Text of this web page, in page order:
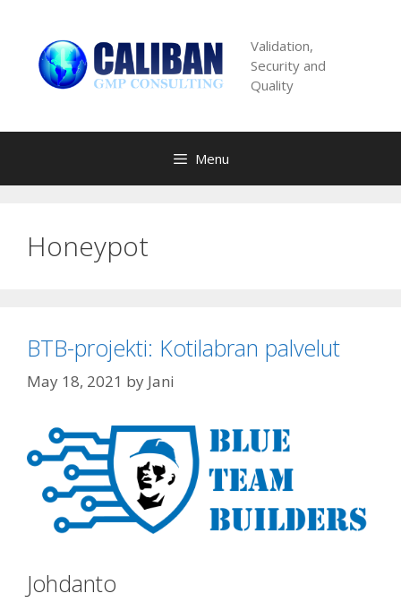
content
Validation,
Security and
Quality
Menu
Honeypot
BTB-projekti: Kotilabran palvelut
May 18, 2021 by Jani
Johdanto